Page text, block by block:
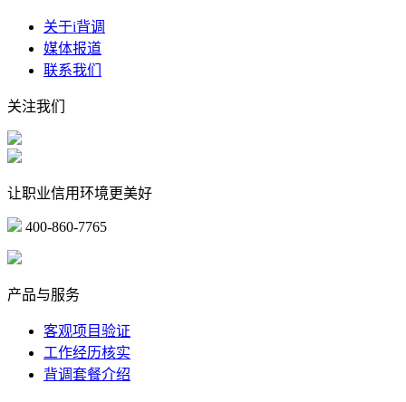
关于i背调
媒体报道
联系我们
关注我们
让职业信用环境更美好
400-860-7765
产品与服务
客观项目验证
工作经历核实
背调套餐介绍